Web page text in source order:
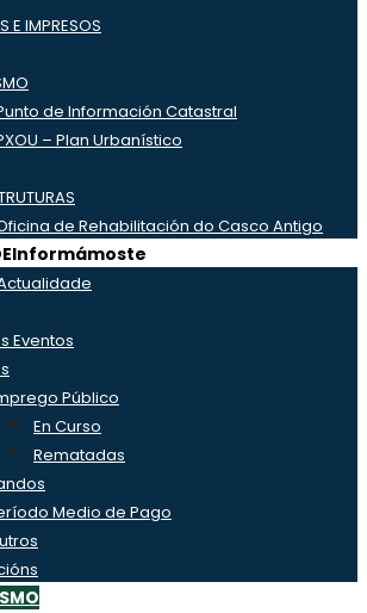
E IMPRESOS
de Información Catastral
– Plan Urbanístico
de Rehabilitación do Casco Antigo
Informámoste
Eventos
Público
En Curso
Rematadas
Medio de Pago